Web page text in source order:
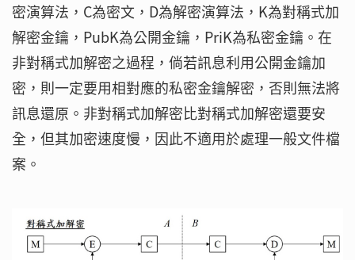
密演算法，C為密文，D為解密演算法，K為對稱式加
解密金鑰，PubK為公開金鑰，PriK為私密金鑰。在
非對稱式加解密之過程，倘若訊息利用公開金鑰加
密，則一定要用相對應的私密金鑰解密，否則無法將
訊息還原。非對稱式加解密比對稱式加解密還要安
全，但其加密速度慢，因此不適用於處理一般文件檔
案。